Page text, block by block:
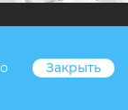
Закрыть